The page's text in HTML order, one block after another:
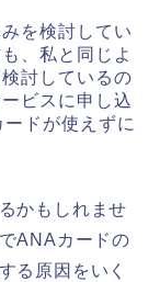
を検討してい
、私と同じよ
討しているの
ビスに申し込
ドが使えずに
かもしれませ
ANAカードの
る原因をいく